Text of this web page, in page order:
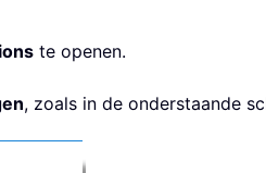
te openen.
, zoals in de onderstaande